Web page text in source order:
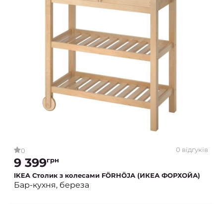
0 0 відгуків
9 399грн
IKEA Столик з колесами FÖRHÖJA (ИКЕА ФОРХОЙА)
Бар-кухня, береза